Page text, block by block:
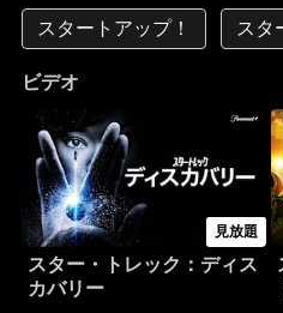
スタートアップ！ スタ
ビデオ
見放題
スター・トレック：ディス
カバリー